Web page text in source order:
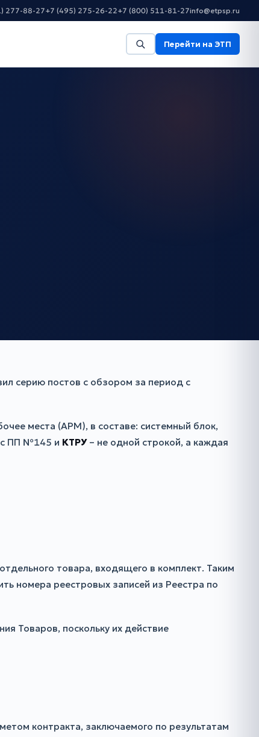
277-88-27+7 (495) 275-26-22+7 (800) 511-81-27info@etpsp.ru
Перейти на ЭТП
серию постов с обзором за период с
места (АРМ), в составе: системный блок,
с ПП №145 и КТРУ– не одной строкой, а каждая
товара, входящего в комплект. Таким
номера реестровых записей из Реестра по
Товаров, поскольку их действие
контракта, заключаемого по результатам